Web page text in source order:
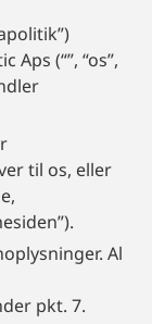
Aps (“”, “os”,
til os, eller
Al
pkt. 7.